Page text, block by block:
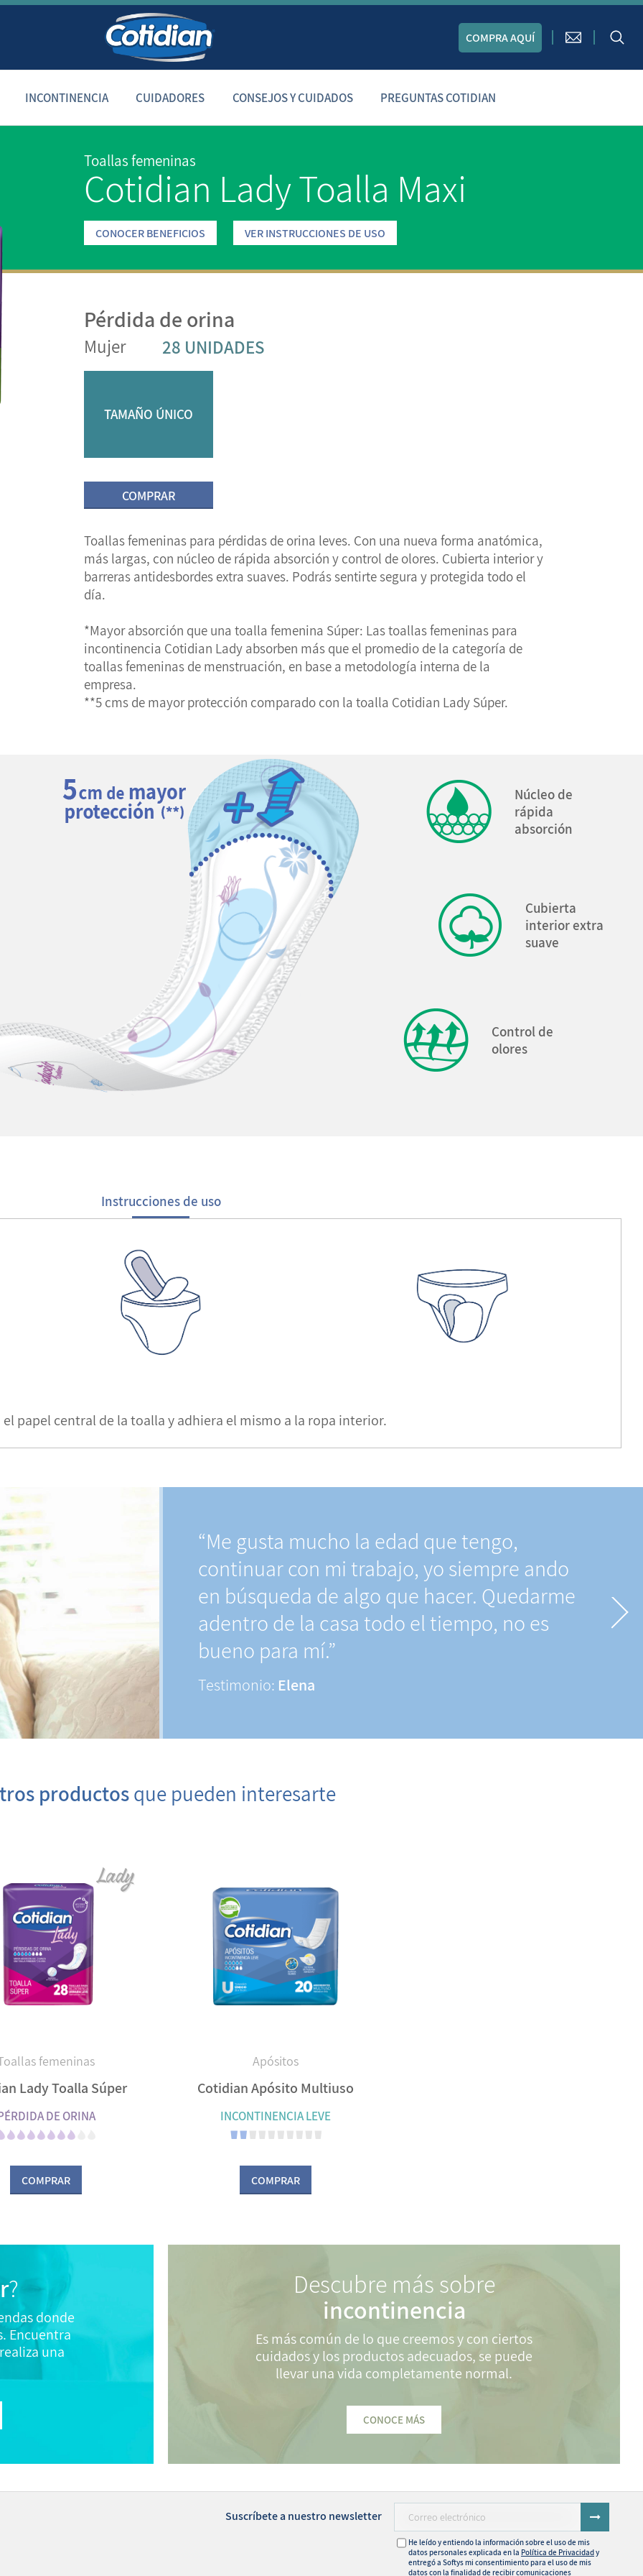
COMPRA AQUÍ
INCONTINENCIA CUIDADORES CONSEJOS Y CUIDADOS PREGUNTAS COTIDIAN
Toallas femeninas
Cotidian Lady Toalla Maxi
CONOCER BENEFICIOS VER INSTRUCCIONES DE USO
Pérdida de orina
Mujer 28 UNIDADES
TAMAÑO ÚNICO
COMPRAR
Toallas femeninas para pérdidas de orina leves. Con una nueva forma anatómica,
más largas, con núcleo de rápida absorción y control de olores. Cubierta interior y
barreras antidesbordes extra suaves. Podrás sentirte segura y protegida todo el
día.
*Mayor absorción que una toalla femenina Súper: Las toallas femeninas para
incontinencia Cotidian Lady absorben más que el promedio de la categoría de
toallas femeninas de menstruación, en base a metodología interna de la
empresa.
**5 cms de mayor protección comparado con la toalla Cotidian Lady Súper.
Núcleo de
rápida
absorción
Cubierta
interior extra
suave
Control de
olores
Instrucciones de uso
el papel central de la toalla y adhiera el mismo a la ropa interior.
“Me gusta mucho la edad que tengo,
continuar con mi trabajo, yo siempre ando
en búsqueda de algo que hacer. Quedarme
adentro de la casa todo el tiempo, no es
bueno para mí.”
Testimonio: Elena
productosque pueden interesarte
femeninas
Lady Toalla Súper
DE ORINA
COMPRAR
Apósitos
Cotidian Apósito Multiuso
INCONTINENCIA LEVE
COMPRAR
?
donde
Encuentra
una
Descubre más sobre
incontinencia
Es más común de lo que creemos y con ciertos
cuidados y los productos adecuados, se puede
llevar una vida completamente normal.
CONOCE MÁS
Suscríbete a nuestro newsletter
He leído y entiendo la información sobre el uso de mis
datos personales explicada en la Política de Privacidady
entregó a Softys mi consentimiento para el uso de mis
datos con la finalidad de recibir comunicaciones